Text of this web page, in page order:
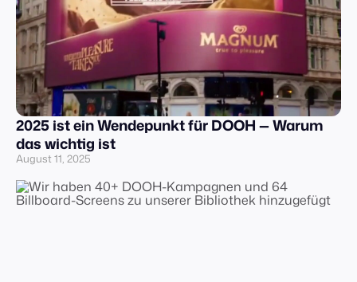
2025 ist ein Wendepunkt für DOOH — Warum
das wichtig ist
August 11, 2025